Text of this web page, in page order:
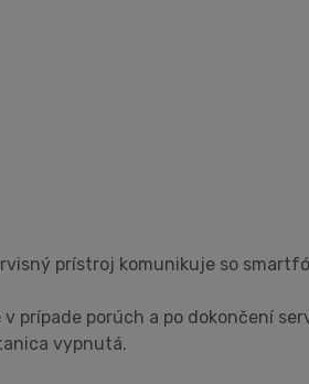
prístroj komunikuje so
prípade porúch a po dokončení
vypnutá.